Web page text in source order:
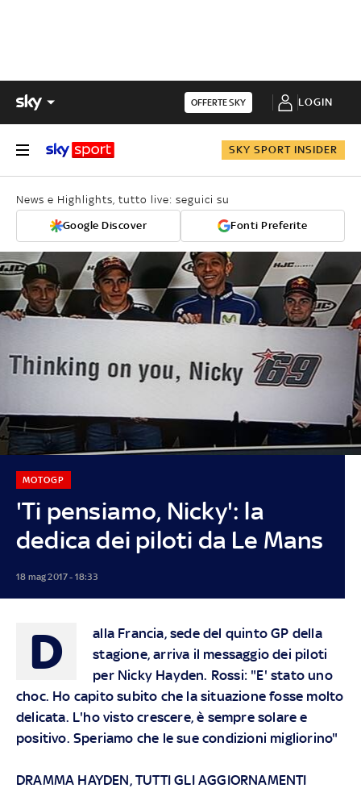
OFFERTE SKY LOGIN
SKY SPORT INSIDER
News e Highlights, tutto live: seguici su
Google Discover Fonti Preferite
'Ti pensiamo, Nicky': la
dedica dei piloti da Le Mans
MOTOGP
18 mag 2017 - 18:33
D
alla Francia, sede del quinto GP della
stagione, arriva il messaggio dei piloti
per Nicky Hayden. Rossi: "E' stato uno
choc. Ho capito subito che la situazione fosse molto
delicata. L'ho visto crescere, è sempre solare e
positivo. Speriamo che le sue condizioni migliorino"
DRAMMA HAYDEN, TUTTI GLI AGGIORNAMENTI